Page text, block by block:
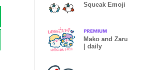
Squeak Emoji
Mako and Zaru
| daily